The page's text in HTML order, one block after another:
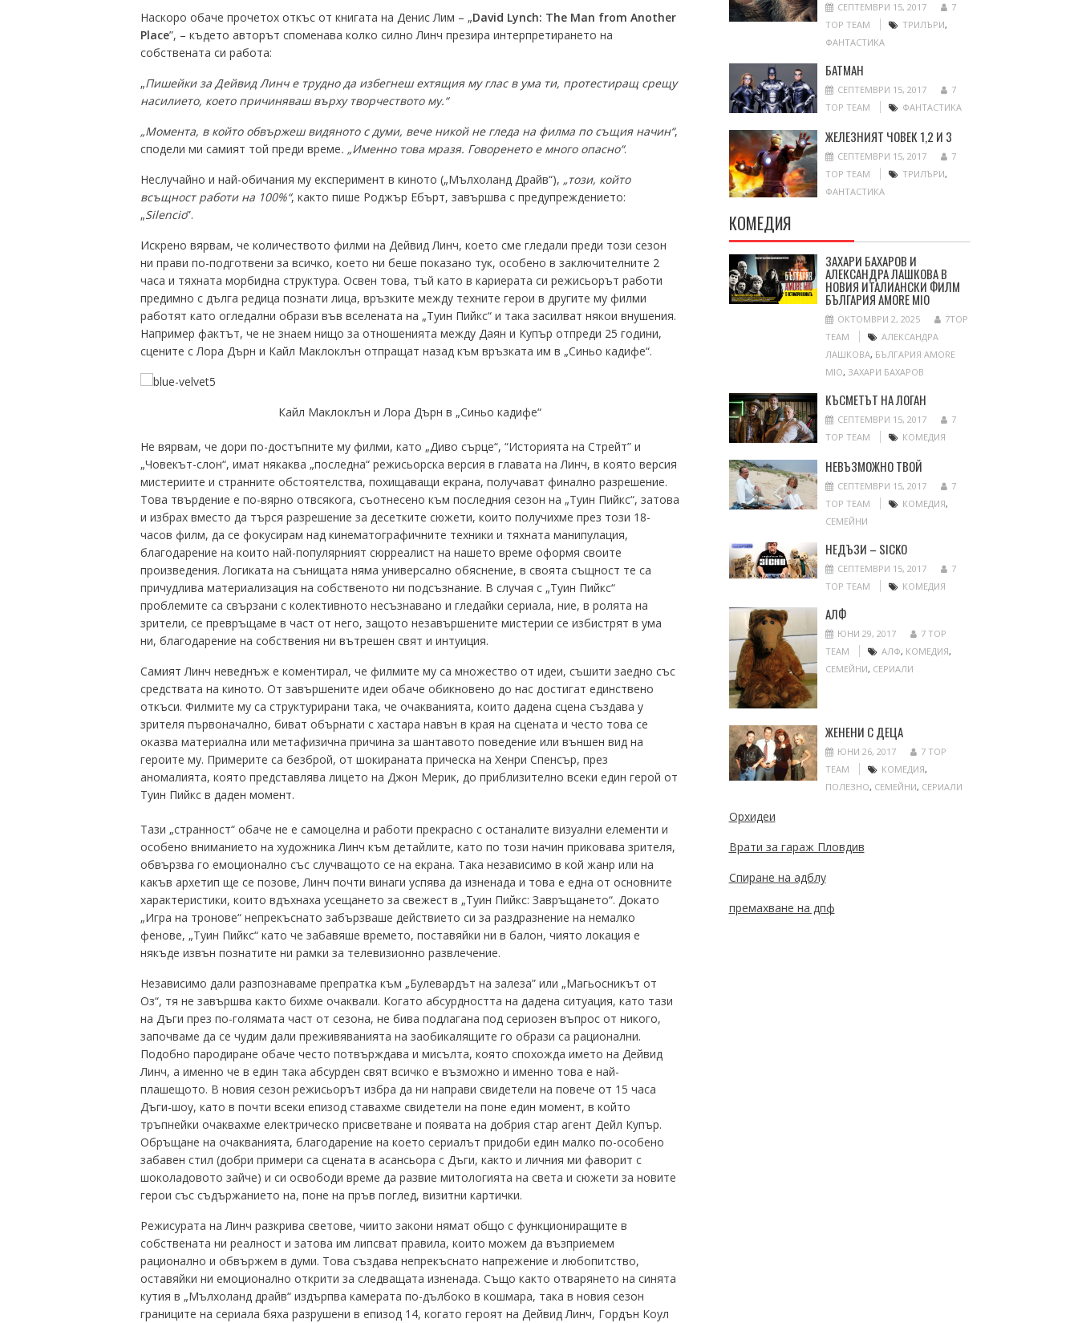
Наскоро обаче прочетох откъс от книгата на Денис Лим – „David Lynch: The Man from Another
Place”, – където авторът споменава колко силно Линч презира интерпретирането на
собствената си работа:
„Пишейки за Дейвид Линч е трудно да избегнеш ехтящия му глас в ума ти, протестиращ срещу
насилието, което причиняваш върху творчеството му.“
„Момента, в който обвържеш видяното с думи, вече никой не гледа на филма по същия начин“,
сподели ми самият той преди време. „Именно това мразя. Говоренето е много опасно“.
Неслучайно и най-обичания му експеримент в киното („Мълхоланд Драйв“), „този, който
всъщност работи на 100%“, както пише Роджър Ебърт, завършва с предупреждението:
„Silencio”.
Искрено вярвам, че количеството филми на Дейвид Линч, което сме гледали преди този сезон
ни прави по-подготвени за всичко, което ни беше показано тук, особено в заключителните 2
часа и тяхната морбидна структура. Освен това, тъй като в кариерата си режисьорът работи
предимно с дълга редица познати лица, връзките между техните герои в другите му филми
работят като огледални образи във вселената на „Туин Пийкс“ и така засилват някои внушения.
Например фактът, че не знаем нищо за отношенията между Даян и Купър отпреди 25 години,
сцените с Лора Дърн и Кайл Маклоклън отпращат назад към връзката им в „Синьо кадифе“.
Кайл Маклоклън и Лора Дърн в „Синьо кадифе“
Не вярвам, че дори по-достъпните му филми, като „Диво сърце“, “Историята на Стрейт” и
„Човекът-слон“, имат някаква „последна“ режисьорска версия в главата на Линч, в която версия
мистериите и странните обстоятелства, похищаващи екрана, получават финално разрешение.
Това твърдение е по-вярно отвсякога, съотнесено към последния сезон на „Туин Пийкс“, затова
и избрах вместо да търся разрешение за десетките сюжети, които получихме през този 18-
часов филм, да се фокусирам над кинематографичните техники и тяхната манипулация,
благодарение на които най-популярният сюрреалист на нашето време оформя своите
произведения. Логиката на сънищата няма универсално обяснение, в своята същност те са
причудлива материализация на собственото ни подсъзнание. В случая с „Туин Пийкс“
проблемите са свързани с колективното несъзнавано и гледайки сериала, ние, в ролята на
зрители, се превръщаме в част от него, защото незавършените мистерии се избистрят в ума
ни, благодарение на собствения ни вътрешен свят и интуиция.
Самият Линч неведнъж е коментирал, че филмите му са множество от идеи, съшити заедно със
средствата на киното. От завършените идеи обаче обикновено до нас достигат единствено
откъси. Филмите му са структурирани така, че очакванията, които дадена сцена създава у
зрителя първоначално, биват обърнати с хастара навън в края на сцената и често това се
оказва материална или метафизична причина за шантавото поведение или външен вид на
героите му. Примерите са безброй, от шокираната прическа на Хенри Спенсър, през
аномалията, която представлява лицето на Джон Мерик, до приблизително всеки един герой от
Туин Пийкс в даден момент.
Тази „странност“ обаче не е самоцелна и работи прекрасно с останалите визуални елементи и
особено вниманието на художника Линч към детайлите, като по този начин приковава зрителя,
обвързва го емоционално със случващото се на екрана. Така независимо в кой жанр или на
какъв архетип ще се позове, Линч почти винаги успява да изненада и това е една от основните
характеристики, които вдъхнаха усещането за свежест в „Туин Пийкс: Завръщането“. Докато
„Игра на тронове“ непрекъснато забързваше действието си за раздразнение на немалко
фенове, „Туин Пийкс“ като че забавяше времето, поставяйки ни в балон, чиято локация е
някъде извън познатите ни рамки за телевизионно развлечение.
Независимо дали разпознаваме препратка към „Булевардът на залеза” или „Магьосникът от
Оз“, тя не завършва както бихме очаквали. Когато абсурдността на дадена ситуация, като тази
на Дъги през по-голямата част от сезона, не бива подлагана под сериозен въпрос от никого,
започваме да се чудим дали преживяванията на заобикалящите го образи са рационални.
Подобно пародиране обаче често потвърждава и мисълта, която спохожда името на Дейвид
Линч, а именно че в един така абсурден свят всичко е възможно и именно това е най-
плашещото. В новия сезон режисьорът избра да ни направи свидетели на повече от 15 часа
Дъги-шоу, като в почти всеки епизод ставахме свидетели на поне един момент, в който
тръпнейки очаквахме електрическо присветване и появата на добрия стар агент Дейл Купър.
Обръщане на очакванията, благодарение на което сериалът придоби един малко по-особено
забавен стил (добри примери са сцената в асансьора с Дъги, както и личния ми фаворит с
шоколадовото зайче) и си освободи време да развие митологията на света и сюжети за новите
герои със съдържанието на, поне на пръв поглед, визитни картички.
Режисурата на Линч разкрива светове, чиито закони нямат общо с функциониращите в
собствената ни реалност и затова им липсват правила, които можем да възприемем
рационално и обвържем в думи. Това създава непрекъснато напрежение и любопитство,
оставяйки ни емоционално открити за следващата изненада. Също както отварянето на синята
кутия в „Мълхоланд драйв“ издърпва камерата по-дълбоко в кошмара, така в новия сезон
границите на сериала бяха разрушени в епизод 14, когато героят на Дейвид Линч, Гордън Коул
СЕПТЕМВРИ 15, 2017
7
TOP TEAM
ТРИЛЪРИ,
ФАНТАСТИКА
БАТМАН
СЕПТЕМВРИ 15, 2017
7
TOP TEAM
ФАНТАСТИКА
ЖЕЛЕЗНИЯТ ЧОВЕК 1,2 И 3
СЕПТЕМВРИ 15, 2017
7
TOP TEAM
ТРИЛЪРИ,
ФАНТАСТИКА
КОМЕДИЯ
ЗАХАРИ БАХАРОВ И
АЛЕКСАНДРА ЛАШКОВА В
НОВИЯ ИТАЛИАНСКИ ФИЛМ
БЪЛГАРИЯ AMORE MIO
ОКТОМВРИ 2, 2025
7TOP
TEAM
АЛЕКСАНДРА
ЛАШКОВА, БЪЛГАРИЯ AMORE
MIO, ЗАХАРИ БАХАРОВ
КЪСМЕТЪТ НА ЛОГАН
СЕПТЕМВРИ 15, 2017
7
TOP TEAM
КОМЕДИЯ
НЕВЪЗМОЖНО ТВОЙ
СЕПТЕМВРИ 15, 2017
7
TOP TEAM
КОМЕДИЯ,
СЕМЕЙНИ
НЕДЪЗИ – SICKO
СЕПТЕМВРИ 15, 2017
7
TOP TEAM
КОМЕДИЯ
АЛФ
ЮНИ 29, 2017
7 TOP
TEAM
АЛФ, КОМЕДИЯ,
СЕМЕЙНИ, СЕРИАЛИ
ЖЕНЕНИ С ДЕЦА
ЮНИ 26, 2017
7 TOP
TEAM
КОМЕДИЯ,
ПОЛЕЗНО, СЕМЕЙНИ, СЕРИАЛИ
Орхидеи
Врати за гараж Пловдив
Спиране на адблу
премахване на дпф